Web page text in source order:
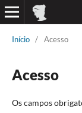
Início / Acesso
Acesso
Os campos